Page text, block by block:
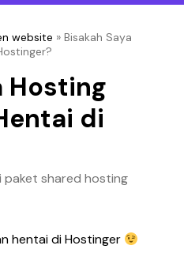
website » Bisakah Saya
Hosting
di
paket shared hosting
hentai di Hostinger